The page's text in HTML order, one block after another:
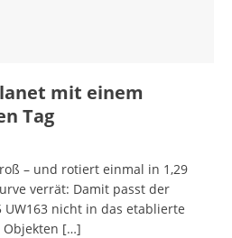
mit einem
Tag
– und rotiert einmal in 1,29
verrät: Damit passt der
UW163 nicht in das etablierte
Objekten […]